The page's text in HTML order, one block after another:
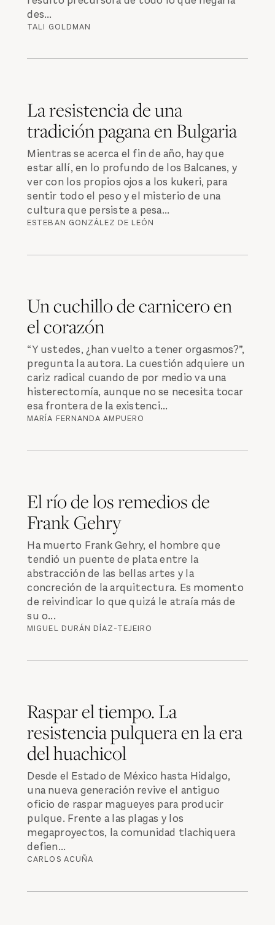
des...
TALI GOLDMAN
La resistencia de una
tradición pagana en Bulgaria
Mientras se acerca el fin de año, hay que
estar allí, en lo profundo de los Balcanes, y
ver con los propios ojos a los kukeri, para
sentir todo el peso y el misterio de una
cultura que persiste a pesa...
ESTEBAN GONZÁLEZ DE LEÓN
Un cuchillo de carnicero en
el corazón
“Y ustedes, ¿han vuelto a tener orgasmos?”,
pregunta la autora. La cuestión adquiere un
cariz radical cuando de por medio va una
histerectomía, aunque no se necesita tocar
esa frontera de la existenci...
MARÍA FERNANDA AMPUERO
El río de los remedios de
Frank Gehry
Ha muerto Frank Gehry, el hombre que
tendió un puente de plata entre la
abstracción de las bellas artes y la
concreción de la arquitectura. Es momento
de reivindicar lo que quizá le atraía más de
su o...
MIGUEL DURÁN DÍAZ-TEJEIRO
Raspar el tiempo. La
resistencia pulquera en la era
del huachicol
Desde el Estado de México hasta Hidalgo,
una nueva generación revive el antiguo
oficio de raspar magueyes para producir
pulque. Frente a las plagas y los
megaproyectos, la comunidad tlachiquera
defien...
CARLOS ACUÑA